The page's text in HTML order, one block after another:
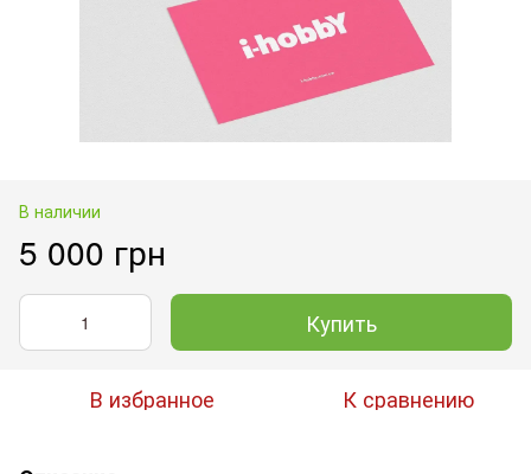
В наличии
5 000 грн
Купить
В избранное К сравнению